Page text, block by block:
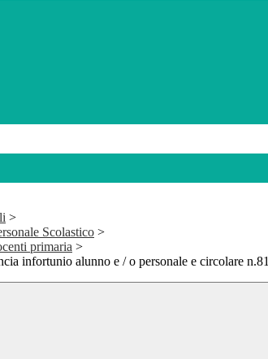
>
Scolastico >
primaria >
infortunio alunno e / o personale e circolare n.81